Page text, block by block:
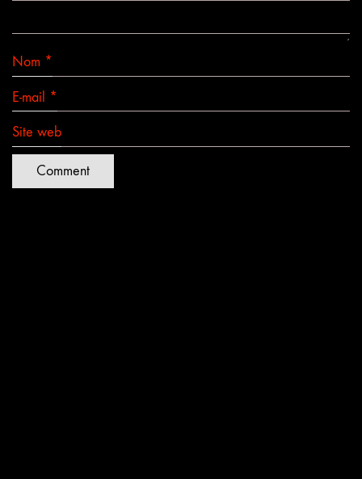
Nom *
E-mail *
Site web